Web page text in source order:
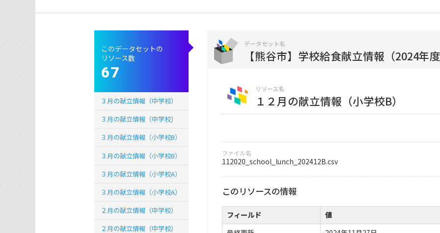
データセット名
【熊谷市】学校給食献立情報（2024年
リソース名
１２月の献立情報（小学校B）
ファイル名
112020_school_lunch_202412B.csv
このリソースの情報
フィールド
値
このデータセットの
リソース数
67
３月の献立情報（中学校）
３月の献立情報（中学校）
３月の献立情報（小学校B）
３月の献立情報（小学校B）
３月の献立情報（小学校A）
３月の献立情報（小学校A）
２月の献立情報（中学校）
２月の献立情報（中学校）